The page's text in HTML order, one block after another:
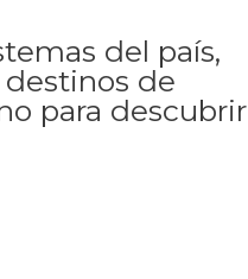
del país,
destinos de
para descubrir